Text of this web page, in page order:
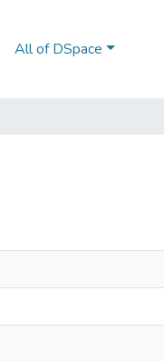
All of DSpace